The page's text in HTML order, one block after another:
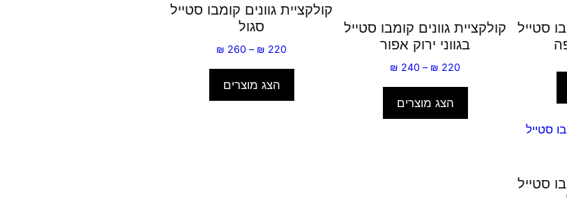
סטייל
קולקציית גוונים קומבו סטייל
בגווני ירוק אפור
₪ 220
–
₪ 240
טווח
הצג מוצרים
קולקציית גוונים קומבו סטייל
סגול
₪ 220
–
₪ 260
טווח
הצג מוצרים
סטייל